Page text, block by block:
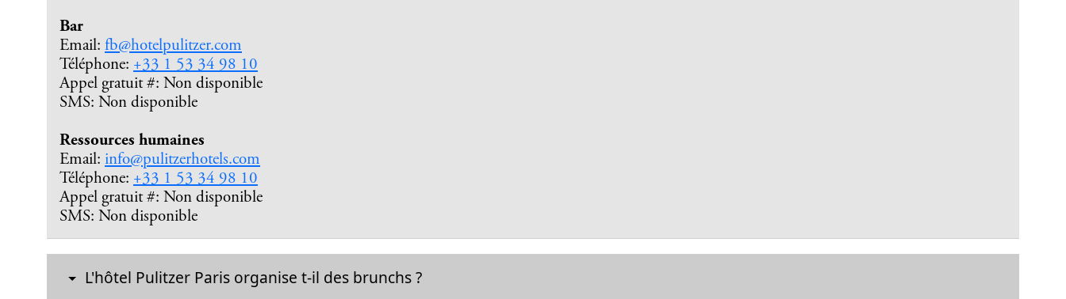
Bar
Email: fb@hotelpulitzer.com
Téléphone: +33 1 53 34 98 10
Appel gratuit #: Non disponible
SMS: Non disponible
Ressources humaines
Email: info@pulitzerhotels.com
Téléphone: +33 1 53 34 98 10
Appel gratuit #: Non disponible
SMS: Non disponible
L'hôtel Pulitzer Paris organise t-il des brunchs ?